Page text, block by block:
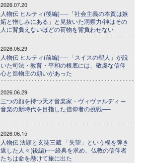
2026.07.20
人物伝 ヒルティ(後編)──「社会主義の本質は嫉
妬と憎しみにある」と見抜いた洞察力/神はその
人に背負えないほどの荷物を背負わせない
2026.06.29
人物伝 ヒルティ(前編)──「スイスの聖人」が説
いた司法・教育・平和の根底には、敬虔な信仰
心と造物主の願いがあった
2026.06.29
三つの顔を持つ天才音楽家・ヴィヴァルディ ─
音楽の新時代を目指した信仰者の挑戦──
2026.06.15
人物伝 法顕と玄奘三蔵 「失望」という楔を弾き
返した人々(後編)──経典を求め、仏教の信仰者
たちは命を懸けて旅に出た